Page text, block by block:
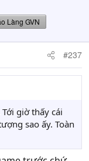
Làng GVN
#237
giờ thấy cái
sao ấy. Toàn